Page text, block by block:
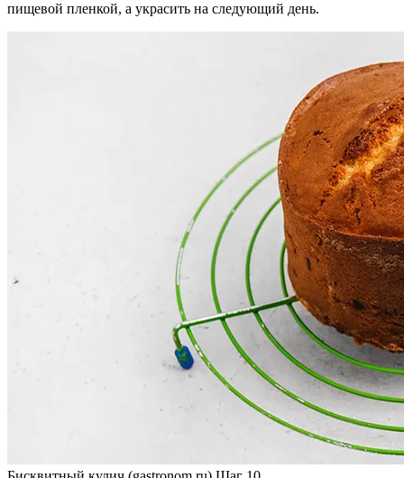
пищевой пленкой, а украсить на следующий день.